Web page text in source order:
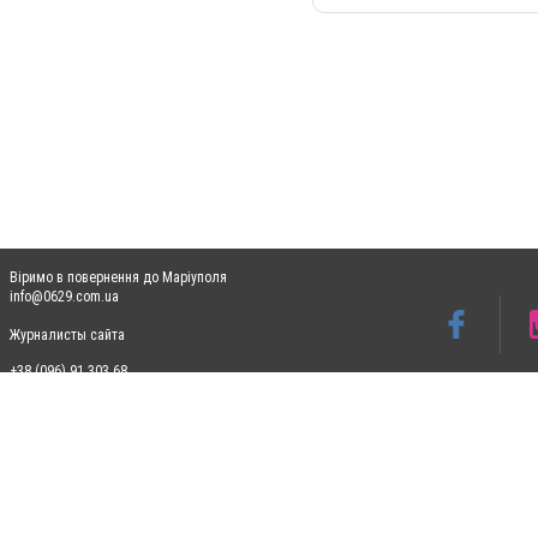
Віримо в повернення до Маріуполя
info@0629.com.ua
Журналисты сайта
+38 (096) 91 303 68